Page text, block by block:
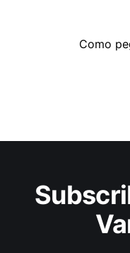
Como